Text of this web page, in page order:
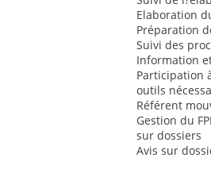
Elaboration
Préparation
Suivi des
Information
Participation
outils
Référent
Gestion du
sur dossiers
Avis sur